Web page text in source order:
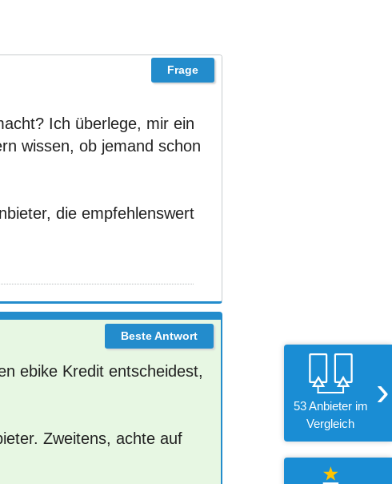
53 Anbieter im
Vergleich
›
Ich überlege, mir ein
wissen, ob jemand schon
die empfehlenswert
ebike Kredit entscheidest,
Zweitens, achte auf